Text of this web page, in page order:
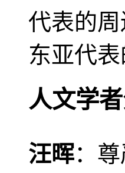
代表的
东亚代
人文学
汪晖：